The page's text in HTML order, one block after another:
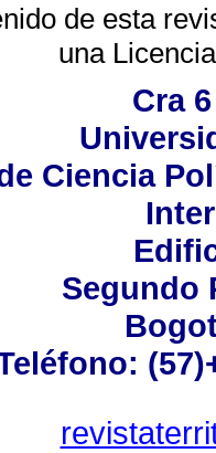
de esta
una
Cra
Ciencia
Segundo